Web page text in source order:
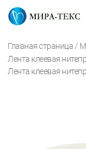
Главная страница /
Лента клеевая
Лента клеевая